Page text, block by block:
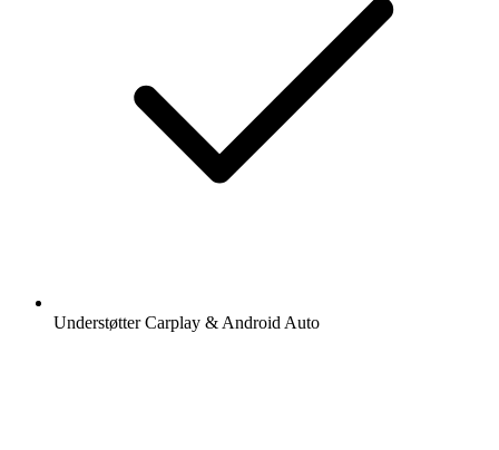
Understøtter Carplay & Android Auto